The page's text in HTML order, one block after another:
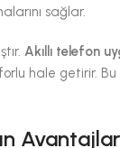
sağlar.
Akıllı telefon
hale getirir. Bu